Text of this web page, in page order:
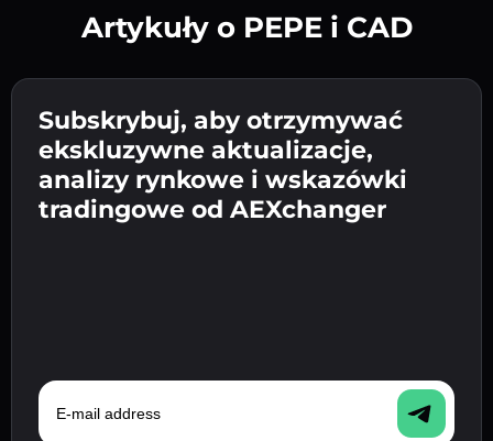
Wpisz adres swojego portfela
kryptowalutowego 👉 przejdź do następnego
kroku.
Potwierdź swoją tożsamość 👉 przejdź do
ostatniego kroku.
Wyślij depozyt 👉 odbierz kryptowalutę lub
walutę fiat w swoim portfelu.
Artykuły o PEPE i CAD
Subskrybuj, aby otrzymywać
ekskluzywne aktualizacje,
analizy rynkowe i wskazówki
tradingowe od AEXchanger
E-mail address